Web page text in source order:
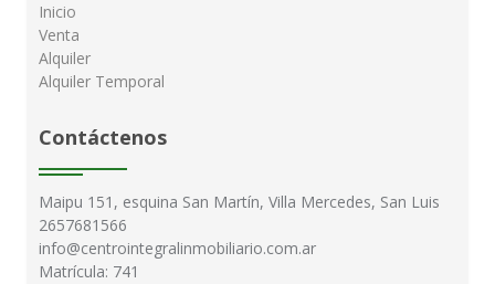
Inicio
Venta
Alquiler
Alquiler Temporal
Contáctenos
Maipu 151, esquina San Martín, Villa Mercedes, San Luis
2657681566
info@centrointegralinmobiliario.com.ar
Matrícula: 741